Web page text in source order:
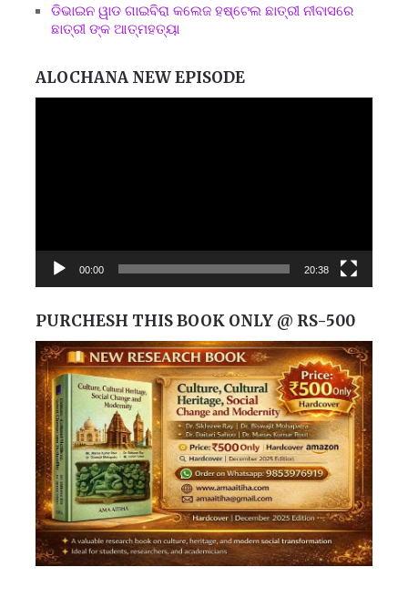
ଡିଭାଇନ ୱାଡ ଗାଇବିରା କଲେଜ ହଷ୍ଟେଲ ଛାତ୍ରୀ ନୀବାସରେ
ଛାତ୍ରୀ ଙ୍କ ଆତ୍ମହତ୍ୟା
ALOCHANA NEW EPISODE
00:00 20:38
PURCHESH THIS BOOK ONLY @ RS-500